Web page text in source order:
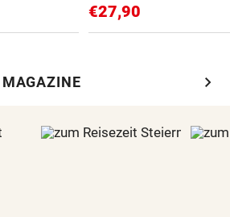
€27,90
MAGAZINE chevron_right